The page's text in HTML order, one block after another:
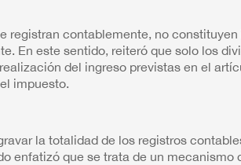
registran contablemente, no
En este sentido, reiteró que solo los
del ingreso previstas en el
impuesto.
la totalidad de los registros
enfatizó que se trata de un mecanismo